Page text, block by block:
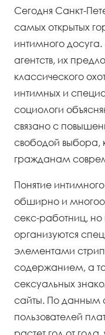
Сегодня Санкт-
самых открытых
интимного
агентств, их
классического
интимных и
социологи
связано с
свободой выбора,
гражданам
Понятие
обширно и
секс-работниц, но
организуются
элементами
содержанием, а
сексуальных
сайты. По данным
пользователей